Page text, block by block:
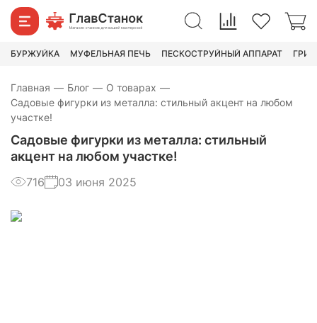
БУРЖУЙКА МУФЕЛЬНАЯ ПЕЧЬ ПЕСКОСТРУЙНЫЙ АППАРАТ
Главная — Блог — О товарах —
Садовые фигурки из металла: стильный акцент на любом
участке!
Садовые фигурки из металла: стильный
акцент на любом участке!
716 03 июня 2025